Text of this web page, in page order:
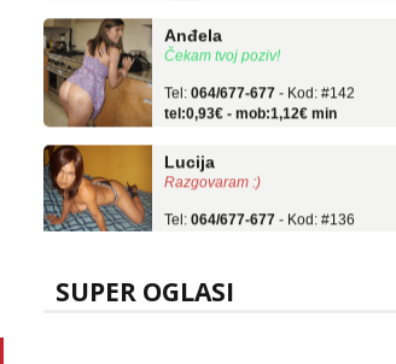
Čekam tvoj poziv!
tel:0,93€ - mob:1,12€ min
Razgovaram :)
tel:0,93€ - mob:1,12€ min
Anđela
SUPER OGLASI